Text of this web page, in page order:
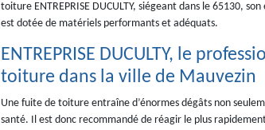
toiture ENTREPRISE DUCULTY, siégeant dans le 65130,
est dotée de matériels performants et adéquats.
ENTREPRISE DUCULTY, le
toiture dans la ville de Mauvezin
Une fuite de toiture entraîne d’énormes dégâts non
santé. Il est donc recommandé de réagir le plus